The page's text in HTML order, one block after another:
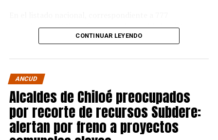
organismos públicos, figuran varias entidades del
Municipalidad de Castro
dentro de la provincia. Le siguen laCorporación
Municipal de Quellón
Municipal de Curaco de Vélez
Salud Chiloé , con 11 . También figuran la
Municipalidad de Ancud, con5 casos; la
Municipalidad de Quellóny laMunicipalidad de
Puqueldón , con4 cada una ; la Municipalidad de
CONTINUAR LEYENDO
ANCUD
Alcaldes de Chiloé preocupados
por recorte de recursos Subdere:
alertan por freno a proyectos